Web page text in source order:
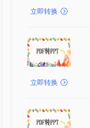
立即转换
立即转换